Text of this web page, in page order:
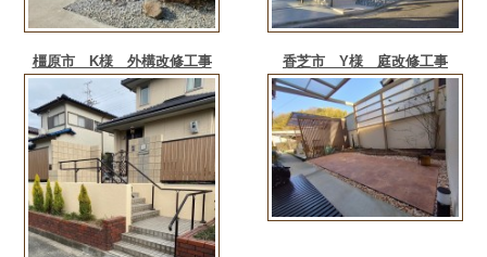
橿原市 K様 外構改修工事 香芝市 Y様 庭改修工事